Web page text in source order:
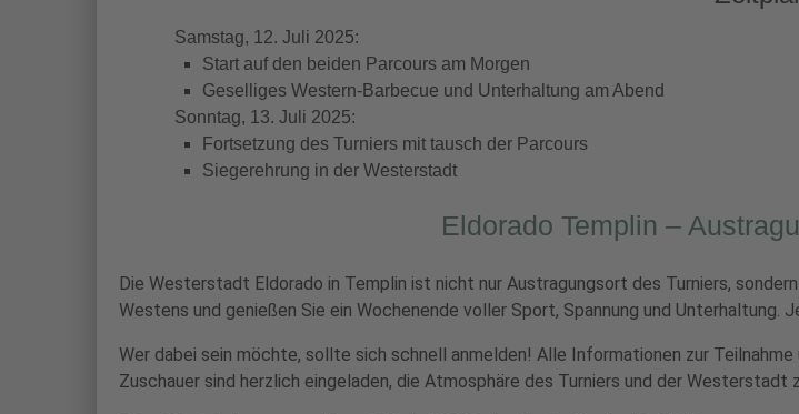
Samstag, 12. Juli 2025:
Start auf den beiden Parcours am Morgen
Geselliges Western-Barbecue und Unterhaltung am Abend
Sonntag, 13. Juli 2025:
Fortsetzung des Turniers mit tausch der Parcours
Siegerehrung in der Westerstadt
Eldorado Templin –
Die Westerstadt Eldorado in Templin ist nicht nur Austragungsort des Turniers,
Westens und genießen Sie ein Wochenende voller Sport, Spannung und
Wer dabei sein möchte, sollte sich schnell anmelden! Alle Informationen zur
Zuschauer sind herzlich eingeladen, die Atmosphäre des Turniers und der Westerstadt